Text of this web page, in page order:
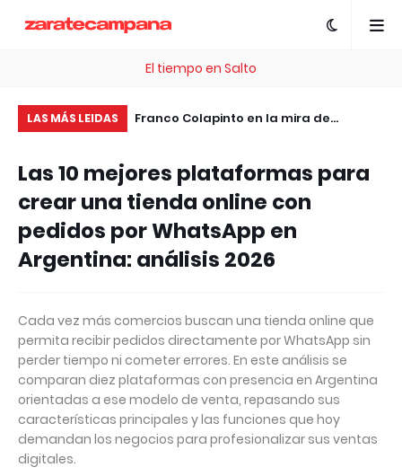
El tiempo en Salto
LAS MÁS LEIDAS
25 años
Franco Colapinto en la mira de
oportunidad histórica para el
automovilismo argentino
Las 10 mejores plataformas para
crear una tienda online con
pedidos por WhatsApp en
Argentina: análisis 2026
Cada vez más comercios buscan una tienda online que
permita recibir pedidos directamente por WhatsApp sin
perder tiempo ni cometer errores. En este análisis se
comparan diez plataformas con presencia en Argentina
orientadas a ese modelo de venta, repasando sus
características principales y las funciones que hoy
demandan los negocios para profesionalizar sus ventas
digitales.